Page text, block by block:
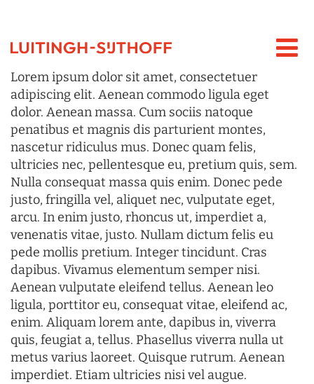
Lorem ipsum dolor sit amet, consectetuer
adipiscing elit. Aenean commodo ligula eget
dolor. Aenean massa. Cum sociis natoque
penatibus et magnis dis parturient montes,
nascetur ridiculus mus. Donec quam felis,
ultricies nec, pellentesque eu, pretium quis, sem.
Nulla consequat massa quis enim. Donec pede
justo, fringilla vel, aliquet nec, vulputate eget,
arcu. In enim justo, rhoncus ut, imperdiet a,
venenatis vitae, justo. Nullam dictum felis eu
pede mollis pretium. Integer tincidunt. Cras
dapibus. Vivamus elementum semper nisi.
Aenean vulputate eleifend tellus. Aenean leo
ligula, porttitor eu, consequat vitae, eleifend ac,
enim. Aliquam lorem ante, dapibus in, viverra
quis, feugiat a, tellus. Phasellus viverra nulla ut
metus varius laoreet. Quisque rutrum. Aenean
imperdiet. Etiam ultricies nisi vel augue.